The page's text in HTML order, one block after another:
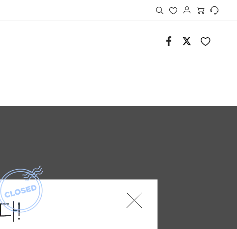
검색 좋아요 MY SSG 메뉴보기 고객센터
트위터
레이어 팝업 닫기